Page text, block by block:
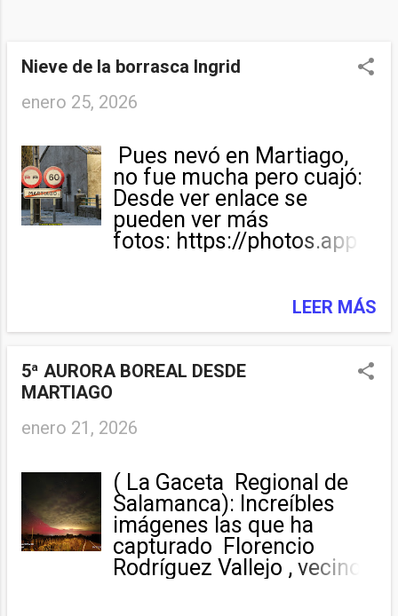
Nieve de la borrasca Ingrid
enero 25, 2026
Pues nevó en Martiago,
no fue mucha pero cuajó:
Desde ver enlace se
pueden ver más
fotos: https://photos.app.g
medios: https://noticiasciu
dadrodrigo.com/2026/01/
borrasca-ingrid-tambien-
LEER MÁS
5ª AURORA BOREAL DESDE
MARTIAGO
enero 21, 2026
( La Gaceta Regional de
Salamanca): Increíbles
imágenes las que ha
capturado Florencio
Rodríguez Vallejo , vecino